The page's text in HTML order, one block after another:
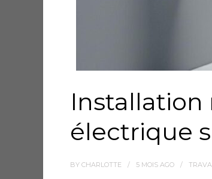
Installation
électrique
BY CHARLOTTE 5 MOIS AGO